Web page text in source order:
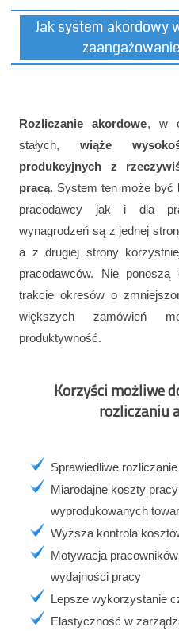
Jak system akordowy
Rozliczanie akordowe, w
stałych, wiąże
produkcyjnych z
pracą. System ten może być
pracodawcy jak i dla
wynagrodzeń są z jednej
a z drugiej strony
pracodawców. Nie
trakcie okresów o
większych zamówień
produktywność.
Korzyści możliwe
rozliczaniu
Sprawiedliwe
Miarodajne koszty
wyprodukowanych
Wyższa kontrola
Motywacja
wydajności pracy
Lepsze wykorzystanie
Elastyczność w